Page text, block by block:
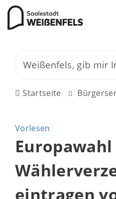
Startseite
Vorlesen
Europawahl
eintragen